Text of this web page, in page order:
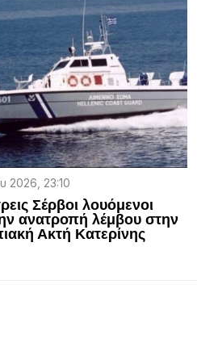
2026, 23:10
Σέρβοι λουόμενοι
ανατροπή λέμβου στην
Ακτή Κατερίνης